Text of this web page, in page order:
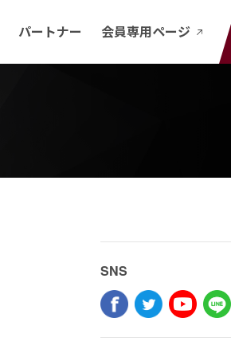
パートナー 会員専用ページ
SNS